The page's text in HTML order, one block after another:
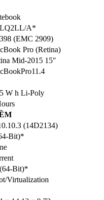
A*
(EMC 2909)
Pro (Retina)
Mid-2015 15″
W h Li-Poly
(14D2134)
Bit)*
Bit)*
Virtualization